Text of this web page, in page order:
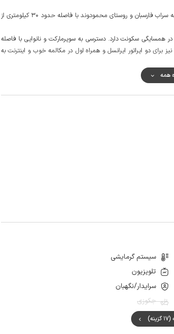
این خانه ویلایی یکخوابه دارای حیاطی دلباز و دارای بالکن در منطقه سراب فارسبان و روستای محمودوند با فاصله حدود 30 کیلومتری از
و میزبان در همسایگی سکونت دارد. دسترسی به سوپرمارکت و نانوایی با فاصله
برای دو اپراتور ایرانسل و همراه اول در مکالمه خوب و اینترنت به
خانه قدوسی و ... تنها بخشی از جاذبه های گردشگری نزدیک به این
همه
سیستم گرمایشی
تلویزیون
سرایدار/نگهبان
جکوزی